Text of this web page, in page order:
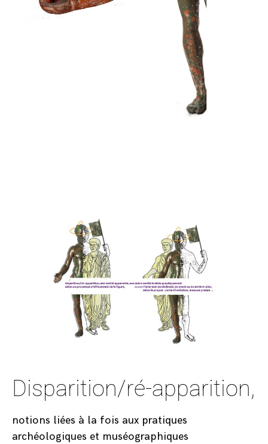
Disparition/ré-apparition,
notions liées à la fois aux pratiques
archéologiques et muséographiques